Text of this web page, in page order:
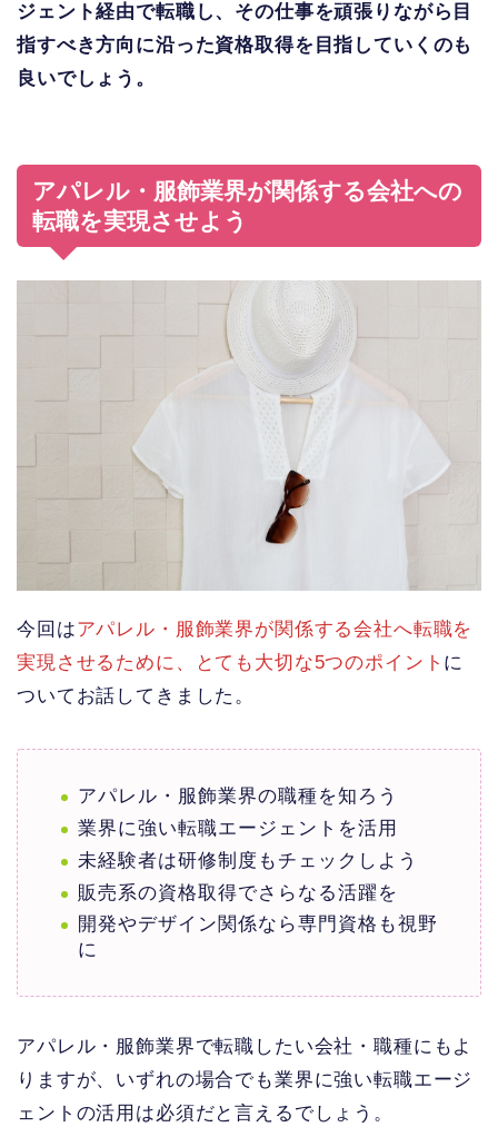
ジェント経由で転職し、その仕事を頑張りながら目
指すべき方向に沿った資格取得を目指していくのも
良いでしょう。
アパレル・服飾業界が関係する会社への
転職を実現させよう
今回はアパレル・服飾業界が関係する会社へ転職を
実現させるために、とても大切な5つのポイント に
ついてお話してきました。
アパレル・服飾業界の職種を知ろう
業界に強い転職エージェントを活用
未経験者は研修制度もチェックしよう
販売系の資格取得でさらなる活躍を
開発やデザイン関係なら専門資格も視野
に
アパレル・服飾業界で転職したい会社・職種にもよ
りますが、いずれの場合でも業界に強い転職エージ
ェントの活用は必須だと言えるでしょう。